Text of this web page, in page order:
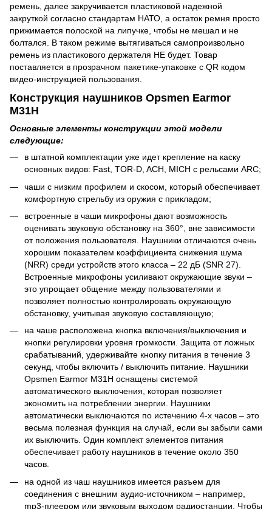
ремень, далее закручивается пластиковой надежной
закруткой согласно стандартам НАТО, а остаток ремня просто
прижимается полоской на липучке, чтобы не мешал и не
болтался. В таком режиме вытягиваться самопроизвольно
ремень из пластикового держателя НЕ будет. Товар
поставляется в прозрачном пакетике-упаковке с QR кодом
видео-инструкцией пользования.
Конструкция наушников Opsmen Earmor
M31H
Основные элементы конструкции этой модели
следующие:
в штатной комплектации уже идет крепление на каску
основных видов: Fast, TOR-D, ACH, MICH с рельсами ARC;
чаши с низким профилем и скосом, который обеспечивает
комфортную стрельбу из оружия с прикладом;
встроенные в чаши микрофоны дают возможность
оценивать звуковую обстановку на 360°, вне зависимости
от положения пользователя. Наушники отличаются очень
хорошим показателем коэффициента снижения шума
(NRR) среди устройств этого класса – 22 дБ (SNR 27).
Встроенные микрофоны усиливают окружающие звуки –
это упрощает общение между пользователями и
позволяет полностью контролировать окружающую
обстановку, учитывая звуковую составляющую;
на чаше расположена кнопка включения/выключения и
кнопки регулировки уровня громкости. Защита от ложных
срабатываний, удерживайте кнопку питания в течение 3
секунд, чтобы включить / выключить питание. Наушники
Opsmen Earmor M31H оснащены системой
автоматического выключения, которая позволяет
экономить на потреблении энергии. Наушники
автоматически выключаются по истечению 4-х часов – это
весьма полезная функция на случай, если вы забыли сами
их выключить. Один комплект элементов питания
обеспечивает работу наушников в течение около 350
часов.
на одной из чаш наушников имеется разъем для
соединения с внешним аудио-источником – например,
mp3-плеером или звуковым выходом радиостанции. Чтобы